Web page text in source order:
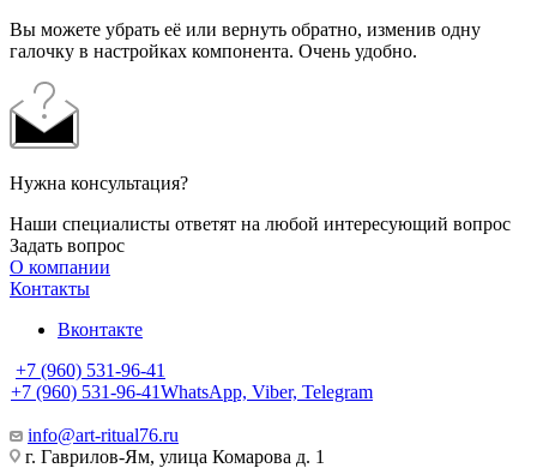
Вы можете убрать её или вернуть обратно, изменив одну
галочку в настройках компонента. Очень удобно.
Нужна консультация?
Наши специалисты ответят на любой интересующий вопрос
Задать вопрос
О компании
Контакты
Вконтакте
+7 (960) 531-96-41
+7 (960) 531-96-41WhatsApp, Viber, Telegram
info@art-ritual76.ru
г. Гаврилов-Ям, улица Комарова д. 1